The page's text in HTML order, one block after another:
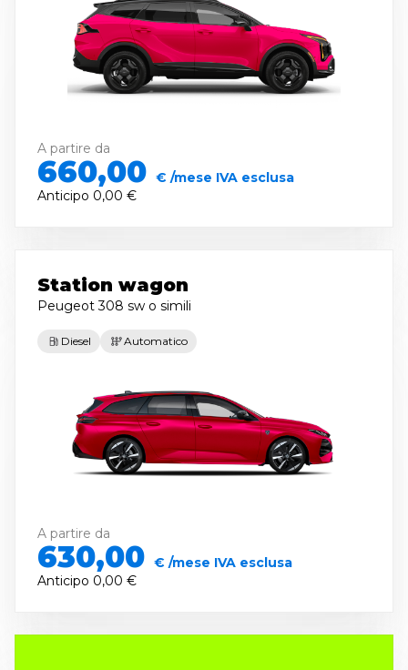
A partire da
660,00 € /mese IVA esclusa
Anticipo 0,00 €
Station wagon
Peugeot 308 sw o simili
Diesel Automatico
A partire da
630,00 € /mese IVA esclusa
Anticipo 0,00 €